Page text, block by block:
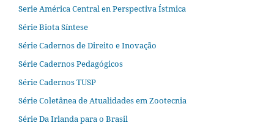
Serie América Central en Perspectiva Ístmica
Série Biota Síntese
Série Cadernos de Direito e Inovação
Série Cadernos Pedagógicos
Série Cadernos TUSP
Série Coletânea de Atualidades em Zootecnia
Série Da Irlanda para o Brasil